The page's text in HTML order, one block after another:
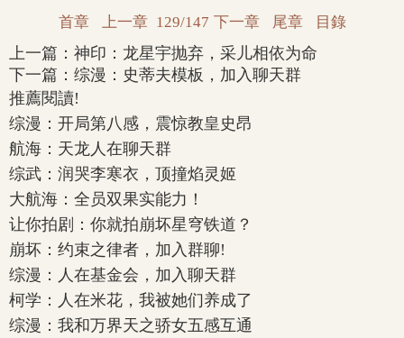
首章 上一章 129/147 下一章 尾章 目錄
上一篇： 神印：龙星宇抛弃，采儿相依为命
下一篇： 综漫：史蒂夫模板，加入聊天群
推薦閱讀!
综漫：开局第八感，震惊教皇史昂
航海：天龙人在聊天群
综武：润哭李寒衣，顶撞焰灵姬
大航海：全员双果实能力！
让你拍剧：你就拍崩坏星穹铁道？
崩坏：约束之律者，加入群聊!
综漫：人在基金会，加入聊天群
柯学：人在米花，我被她们养成了
综漫：我和万界天之骄女五感互通